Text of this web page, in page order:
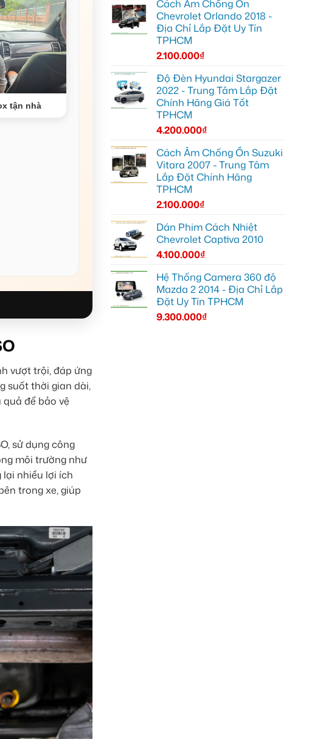
tận nhà
vượt trội, đáp ứng
suốt thời gian dài,
để bảo vệ
sử dụng công
môi trường như
lại nhiều lợi ích
trong xe, giúp
Cách Âm Chống Ồn
Chevrolet Orlando 2018 -
Địa Chỉ Lắp Đặt Uy Tín
TPHCM
2.100.000₫
Độ Đèn Hyundai Stargazer
2022 - Trung Tâm Lắp Đặt
Chính Hãng Giá Tốt
TPHCM
4.200.000₫
Cách Âm Chống Ồn Suzuki
Vitara 2007 - Trung Tâm
Lắp Đặt Chính Hãng
TPHCM
2.100.000₫
Dán Phim Cách Nhiệt
Chevrolet Captiva 2010
4.100.000₫
Hệ Thống Camera 360 độ
Mazda 2 2014 - Địa Chỉ Lắp
Đặt Uy Tín TPHCM
9.300.000₫